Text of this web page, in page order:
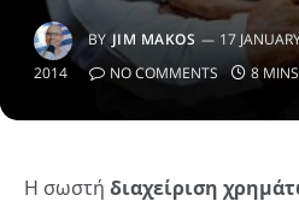
BY JIM MAKOS 17
2014
NO COMMENTS 8
Η σωστή διαχείριση